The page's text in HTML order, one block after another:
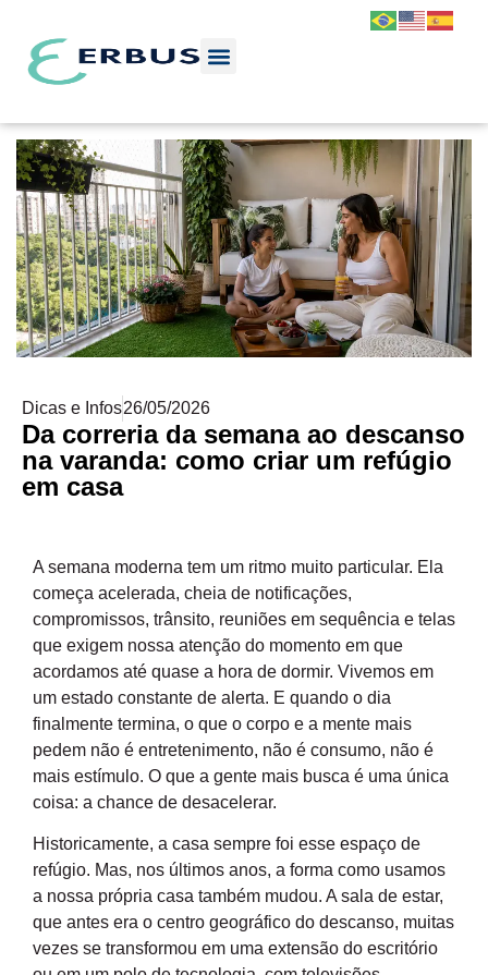
Dicas e Infos26/05/2026
Da correria da semana ao descanso
na varanda: como criar um refúgio
em casa
A semana moderna tem um ritmo muito particular. Ela
começa acelerada, cheia de notificações,
compromissos, trânsito, reuniões em sequência e telas
que exigem nossa atenção do momento em que
acordamos até quase a hora de dormir. Vivemos em
um estado constante de alerta. E quando o dia
finalmente termina, o que o corpo e a mente mais
pedem não é entretenimento, não é consumo, não é
mais estímulo. O que a gente mais busca é uma única
coisa: a chance de desacelerar.
Historicamente, a casa sempre foi esse espaço de
refúgio. Mas, nos últimos anos, a forma como usamos
a nossa própria casa também mudou. A sala de estar,
que antes era o centro geográfico do descanso, muitas
vezes se transformou em uma extensão do escritório